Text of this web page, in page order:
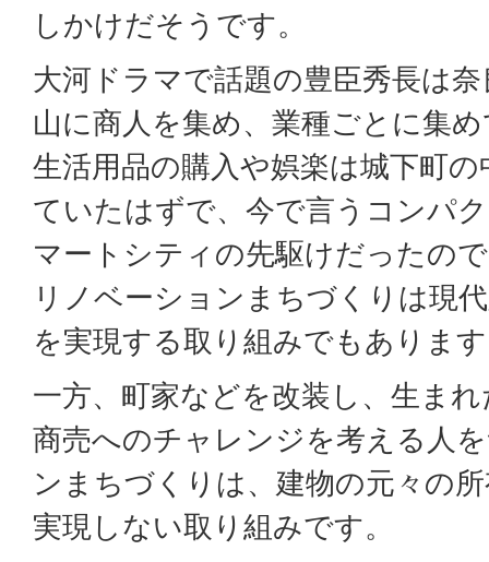
しかけだそうです。
大河ドラマで話題の豊臣秀長は
山に商人を集め、業種ごとに集
生活用品の購入や娯楽は城下町
ていたはずで、今で言うコンパ
マートシティの先駆けだったの
リノベーションまちづくりは現
を実現する取り組みでもありま
一方、町家などを改装し、生ま
商売へのチャレンジを考える人
ンまちづくりは、建物の元々の
実現しない取り組みです。